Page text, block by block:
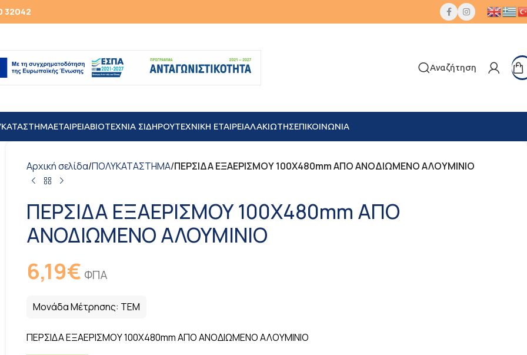
32042
Αναζήτηση
ΕΤΑΙΡΕΙΑΒΙΟΤΕΧΝΙΑ ΣΙΔΗΡΟΥTEXNIKH ΕΤΑΙΡΕΙΑΛΑΚΙΩΤΗΣΕΠΙΚΟΙΝΩΝΙΑ
Αρχική σελίδα/ΠΟΛΥΚΑΤΑΣΤΗΜΑ/ΠΕΡΣΙΔΑ ΕΞΑΕΡΙΣΜΟΥ 100Χ480mm ΑΠΟ ΑΝΟΔΙΩΜΕΝΟ ΑΛΟΥΜΙΝΙΟ
ΠΕΡΣΙΔΑ ΕΞΑΕΡΙΣΜΟΥ 100Χ480mm ΑΠΟ
ΑΝΟΔΙΩΜΕΝΟ ΑΛΟΥΜΙΝΙΟ
6,19€ ΦΠΑ
Μονάδα Μέτρησης: ΤΕΜ
ΠΕΡΣΙΔΑ ΕΞΑΕΡΙΣΜΟΥ 100Χ480mm ΑΠΟ ΑΝΟΔΙΩΜΕΝΟ ΑΛΟΥΜΙΝΙΟ